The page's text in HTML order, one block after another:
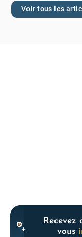
Voir tous les
+
Recevez
vous